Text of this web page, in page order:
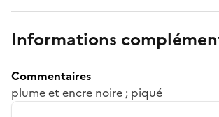
Informations
Commentaires
plume et encre noire ; piqué